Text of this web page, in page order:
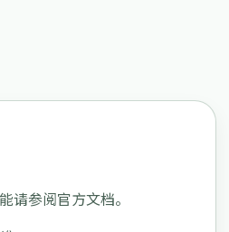
请参阅官方文档。